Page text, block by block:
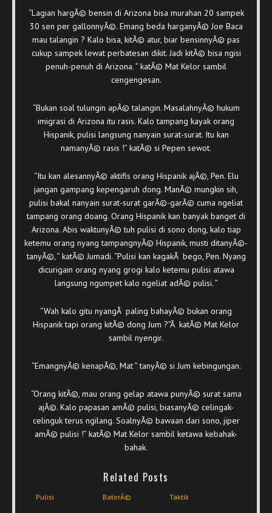
“Lagian hargÃ© bensin di Arizona bisa murahan 20 sampek
30 sen per gallonnyÃ©. Emang beda harganyÃ© Joe Baca
mau talangin ? Kalo bisa, kitÃ© atur, biar bensinnyÃ© pas
cukup sampek lewat perbatesan dikit. Jadi kitÃ© bisa ngisi
penuh-penuh di Arizona. ” katÃ© Mat Kelor sambil
cengengesan.
“Bukan soal tulungin apÃ© talangin. MasalahnyÃ© hukum
imigrasi di Arizona itu rasis. Kalo tampang kayak orang
Hispanik, pulisi langsung nanyain surat-surat. Itu kan
namanyÃ© rasis !” katÃ© si Pepen sewot.
“Itu kan alesannyÃ© aktifis orang Hispanik ajÃ©, Pen. Elu
jangan gampang kepengaruh dong. ManÃ© mungkin sih,
pulisi bakal nanyain surat-surat garÃ©-garÃ© cuma ngeliat
tampang orang doang. Orang Hispanik kan banyak banget di
Arizona. Abis waktunyÃ© tuh pulisi di sono dong, kalo tiap
ketemu orang nyang tampangnyÃ© Hispanik, musti ditanyÃ©-
tanyÃ©, ” katÃ© Jumadi. “Pulisi kan kagakÂ bego, Pen. Nyang
dicurigain orang nyang grogi kalo ketemu pulisi atawa
langsung ngumpet kalo ngeliat adÃ© pulisi. ”
“Wah kalo gitu nyangÂ paling bahayÃ© bukan orang
Hispanik tapi orang kitÃ© dong Jum ?”Â katÃ© Mat Kelor
sambil nyengir.
“EmangnyÃ© kenapÃ©, Mat ” tanyÃ© si Jum kebingungan.
“Orang kitÃ©, mau orang gelap atawa punyÃ© surat sama
ajÃ©. Kalo papasan amÃ© pulisi, biasanyÃ© celingak-
celinguk terus ngilang. SoalnyÃ© bawaan dari sono, jiper
amÃ© pulisi !” katÃ© Mat Kelor sambil ketawa kebahak-
bahak.
Related Posts
Pulisi BaterÃ© Taktik